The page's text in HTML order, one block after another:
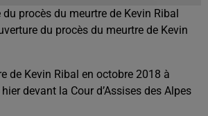
procès du meurtre de Kevin Ribal
du procès du meurtre de Kevin
de Kevin Ribal en octobre 2018 à
devant la Cour d’Assises des Alpes